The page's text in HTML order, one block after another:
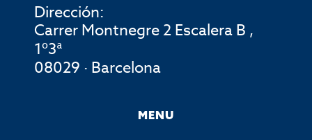
Dirección:
Carrer Montnegre 2 Escalera B ,
1º3ª
08029 · Barcelona
MENU